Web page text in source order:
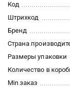
Код
Штрихкод
Бренд
Страна
Размеры упаковки
Количество в
Min заказ